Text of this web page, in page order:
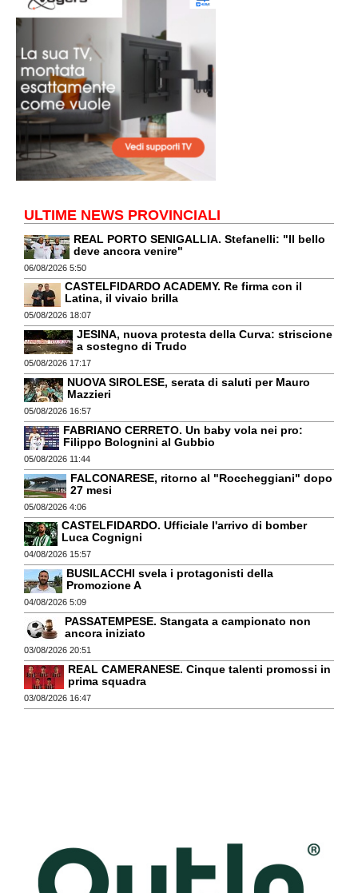
ULTIME NEWS PROVINCIALI
REAL PORTO SENIGALLIA. Stefanelli: "Il bello
deve ancora venire"
06/08/2026 5:50
CASTELFIDARDO ACADEMY. Re firma con il
Latina, il vivaio brilla
05/08/2026 18:07
JESINA, nuova protesta della Curva: striscione
a sostegno di Trudo
05/08/2026 17:17
NUOVA SIROLESE, serata di saluti per Mauro
Mazzieri
05/08/2026 16:57
FABRIANO CERRETO. Un baby vola nei pro:
Filippo Bolognini al Gubbio
05/08/2026 11:44
FALCONARESE, ritorno al "Roccheggiani" dopo
27 mesi
05/08/2026 4:06
CASTELFIDARDO. Ufficiale l'arrivo di bomber
Luca Cognigni
04/08/2026 15:57
BUSILACCHI svela i protagonisti della
Promozione A
04/08/2026 5:09
PASSATEMPESE. Stangata a campionato non
ancora iniziato
03/08/2026 20:51
REAL CAMERANESE. Cinque talenti promossi in
prima squadra
03/08/2026 16:47